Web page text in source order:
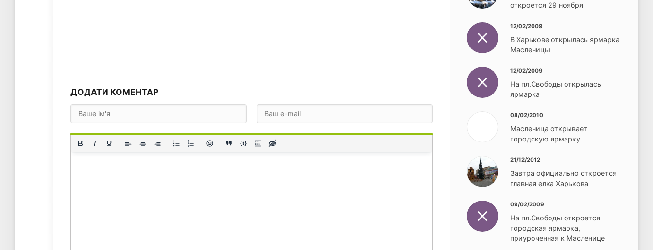
ДОДАТИ КОМЕНТАР
откроется 29 ноября
12/02/2009
В Харькове открылась ярмарка
Масленицы
12/02/2009
На пл.Свободы открылась
ярмарка
08/02/2010
Масленица открывает
городскую ярмарку
21/12/2012
Завтра официально откроется
главная елка Харькова
09/02/2009
На пл.Свободы откроется
городская ярмарка,
приуроченная к Масленице